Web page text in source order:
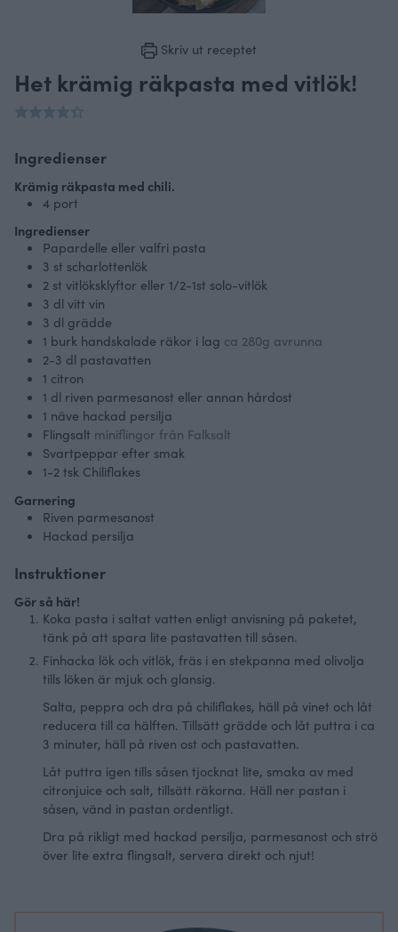
Skriv ut receptet
Het krämig räkpasta med vitlök!
Ingredienser
Krämig räkpasta med chili.
4 port
Ingredienser
Papardelle eller valfri pasta
3 st scharlottenlök
2 st vitlöksklyftor eller 1/2-1st solo-vitlök
3 dl vitt vin
3 dl grädde
1 burk handskalade räkor i lag ca 280g avrunna
2-3 dl pastavatten
1 citron
1 dl riven parmesanost eller annan hårdost
1 näve hackad persilja
Flingsalt miniflingor från Falksalt
Svartpeppar efter smak
1-2 tsk Chiliflakes
Garnering
Riven parmesanost
Hackad persilja
Instruktioner
Gör så här!
Koka pasta i saltat vatten enligt anvisning på paketet,
tänk på att spara lite pastavatten till såsen.
Finhacka lök och vitlök, fräs i en stekpanna med olivolja
tills löken är mjuk och glansig.
Salta, peppra och dra på chiliflakes, häll på vinet och låt
reducera till ca hälften. Tillsätt grädde och låt puttra i ca
3 minuter, häll på riven ost och pastavatten.
Låt puttra igen tills såsen tjocknat lite, smaka av med
citronjuice och salt, tillsätt räkorna. Häll ner pastan i
såsen, vänd in pastan ordentligt.
Dra på rikligt med hackad persilja, parmesanost och strö
över lite extra flingsalt, servera direkt och njut!